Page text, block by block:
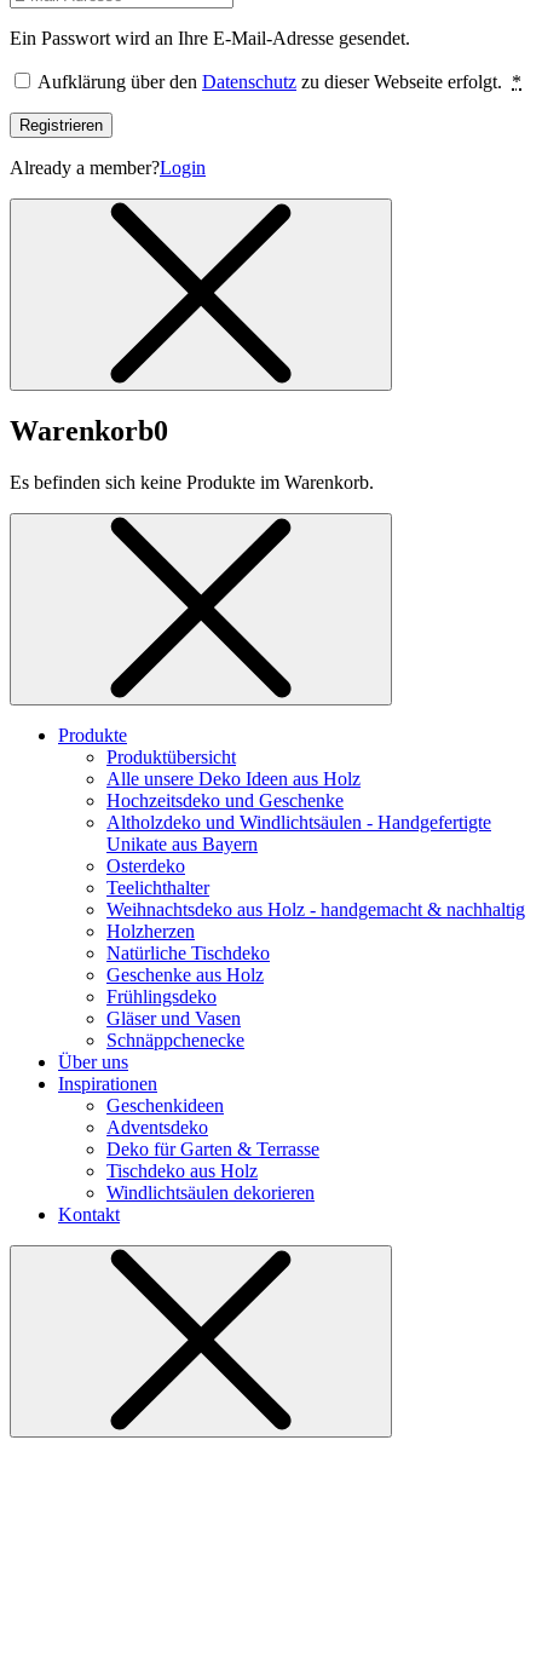
Ein Passwort wird an Ihre E-Mail-Adresse gesendet.
Aufklärung über den Datenschutz zu dieser Webseite erfolgt. *
Registrieren
Already a member?Login
Warenkorb0
Es befinden sich keine Produkte im Warenkorb.
Produkte
Produktübersicht
Alle unsere Deko Ideen aus Holz
Hochzeitsdeko und Geschenke
Altholzdeko und Windlichtsäulen - Handgefertigte
Unikate aus Bayern
Osterdeko
Teelichthalter
Weihnachts­deko aus Holz - handgemacht & nachhaltig
Holzherzen
Natürliche Tischdeko
Geschenke aus Holz
Frühlingsdeko
Gläser und Vasen
Schnäppchenecke
Über uns
Inspirationen
Geschenkideen
Adventsdeko
Deko für Garten & Terrasse
Tischdeko aus Holz
Windlichtsäulen dekorieren
Kontakt